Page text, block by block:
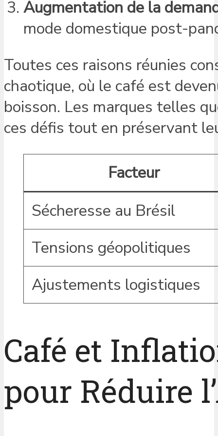
Augmentation de la
mode domestique post-
Toutes ces raisons réunies
chaotique, où le café est
boisson. Les marques telles
ces défis tout en préservant
Facteur
Sécheresse au Brésil
Tensions géopolitiques
Ajustements logistiques
Café et
pour Réduire